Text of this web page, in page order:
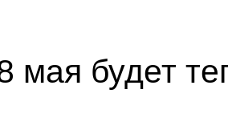
мая будет